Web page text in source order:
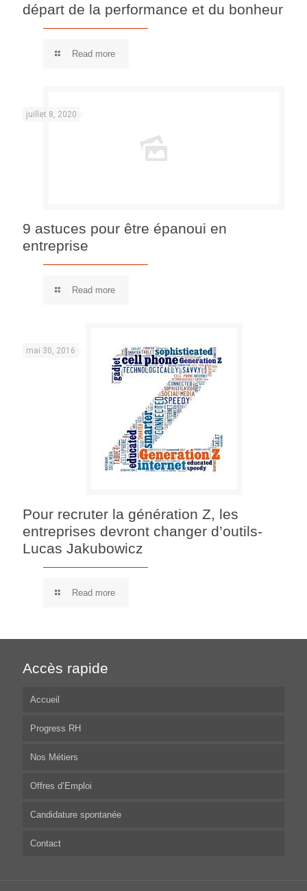
départ de la performance et du bonheur
Read more
juillet 8, 2020
9 astuces pour être épanoui en
entreprise
Read more
mai 30, 2016
Pour recruter la génération Z, les
entreprises devront changer d’outils-
Lucas Jakubowicz
Read more
Accès rapide
Accueil
Progress RH
Nos Métiers
Offres d’Emploi
Candidature spontanée
Contact